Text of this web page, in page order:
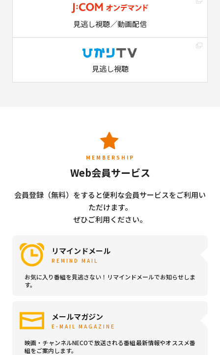
見逃し視聴／動画配信
見逃し視聴
MEMBERSHIP
Web会員サービス
会員登録（無料）をすると便利な会員サービスをご利用い
ただけます。
ぜひご利用ください。
リマインドメール
REMIND MAIL
お気に入り番組を見逃さない！リマインドメールでお知らせしま
す。
メールマガジン
E-MAIL MAGAZINE
映画・チャンネルNECOで放送される番組最新情報やオススメ番
組をご案内します。